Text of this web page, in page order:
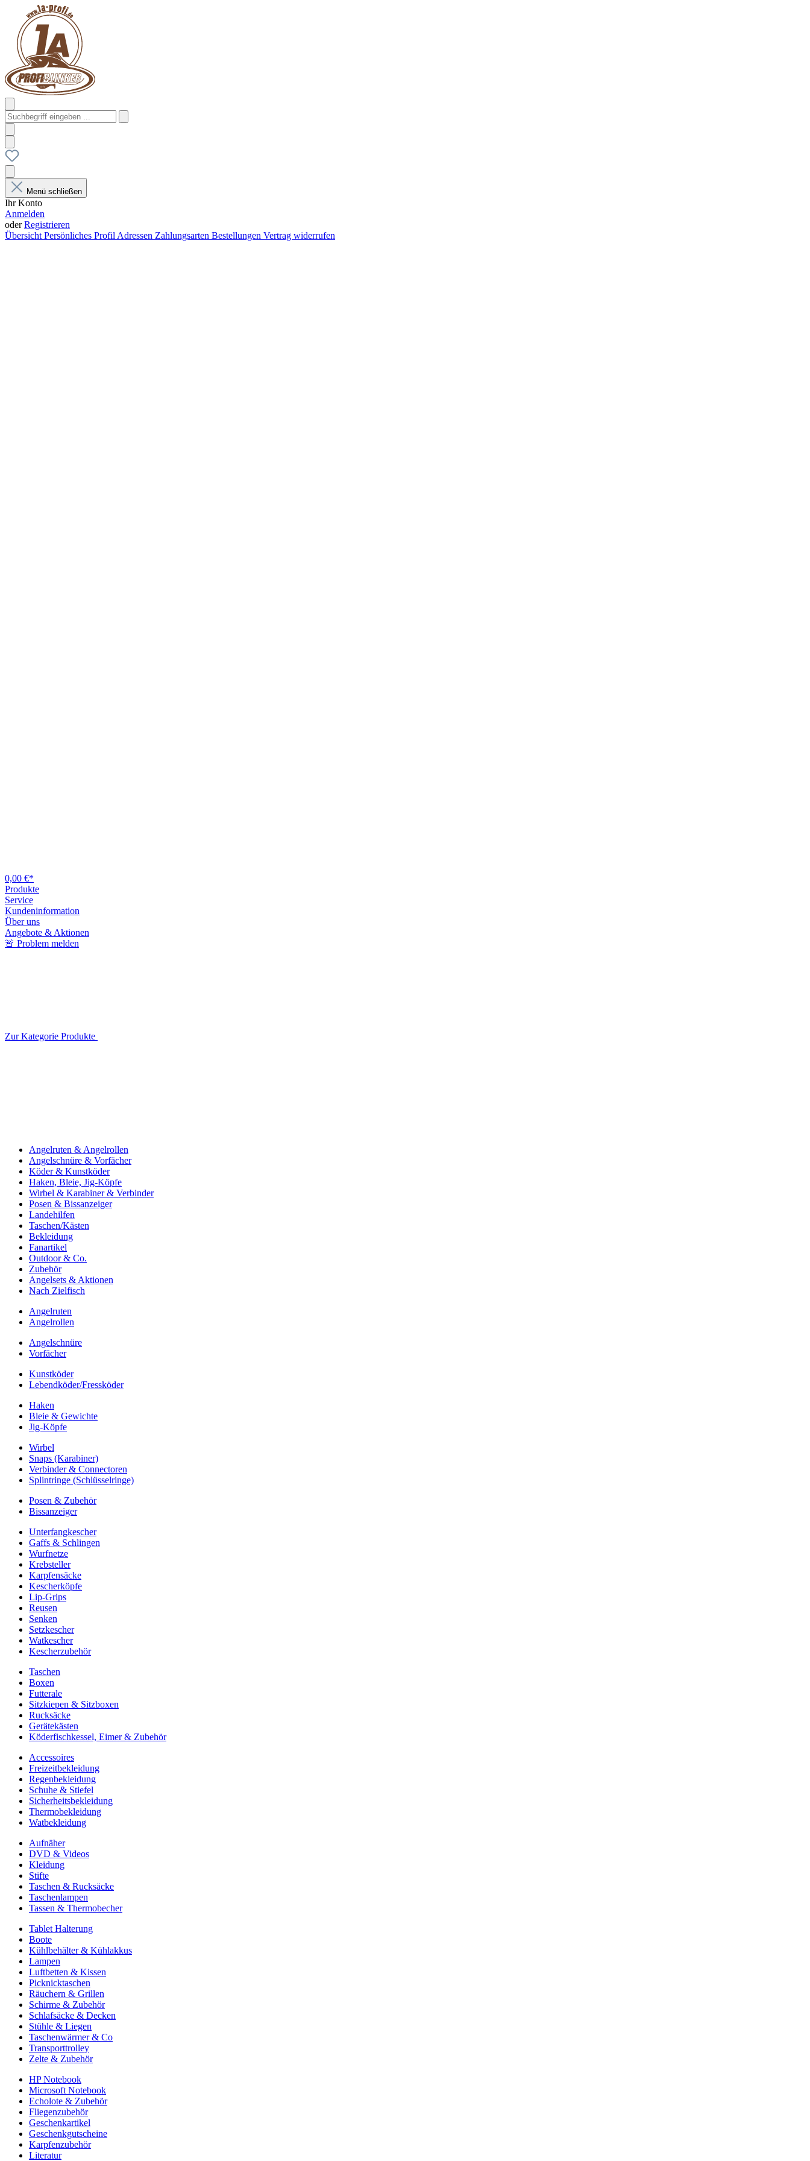
Menü schließen
Ihr Konto
Anmelden
oderRegistrieren
Übersicht Persönliches Profil Adressen Zahlungsarten Bestellungen Vertrag widerrufen
0,00 €*
Produkte
Service
Kundeninformation
Über uns
Angebote & Aktionen
🚨 Problem melden
Zur Kategorie Produkte
Angelruten & Angelrollen
Angelschnüre & Vorfächer
Köder & Kunstköder
Haken, Bleie, Jig-Köpfe
Wirbel & Karabiner & Verbinder
Posen & Bissanzeiger
Landehilfen
Taschen/Kästen
Bekleidung
Fanartikel
Outdoor & Co.
Zubehör
Angelsets & Aktionen
Nach Zielfisch
Angelruten
Angelrollen
Angelschnüre
Vorfächer
Kunstköder
Lebendköder/Fressköder
Haken
Bleie & Gewichte
Jig-Köpfe
Wirbel
Snaps (Karabiner)
Verbinder & Connectoren
Splintringe (Schlüsselringe)
Posen & Zubehör
Bissanzeiger
Unterfangkescher
Gaffs & Schlingen
Wurfnetze
Krebsteller
Karpfensäcke
Kescherköpfe
Lip-Grips
Reusen
Senken
Setzkescher
Watkescher
Kescherzubehör
Taschen
Boxen
Futterale
Sitzkiepen & Sitzboxen
Rucksäcke
Gerätekästen
Köderfischkessel, Eimer & Zubehör
Accessoires
Freizeitbekleidung
Regenbekleidung
Schuhe & Stiefel
Sicherheitsbekleidung
Thermobekleidung
Watbekleidung
Aufnäher
DVD & Videos
Kleidung
Stifte
Taschen & Rucksäcke
Taschenlampen
Tassen & Thermobecher
Tablet Halterung
Boote
Kühlbehälter & Kühlakkus
Lampen
Luftbetten & Kissen
Picknicktaschen
Räuchern & Grillen
Schirme & Zubehör
Schlafsäcke & Decken
Stühle & Liegen
Taschenwärmer & Co
Transporttrolley
Zelte & Zubehör
HP Notebook
Microsoft Notebook
Echolote & Zubehör
Fliegenzubehör
Geschenkartikel
Geschenkgutscheine
Karpfenzubehör
Literatur